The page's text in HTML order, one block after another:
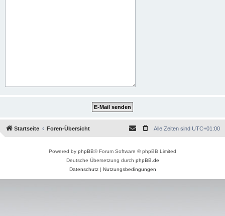
Startseite Foren-Übersicht Alle Zeiten sind UTC+01:00
Powered by phpBB® Forum Software © phpBB Limited
Deutsche Übersetzung durch phpBB.de
Datenschutz| Nutzungsbedingungen